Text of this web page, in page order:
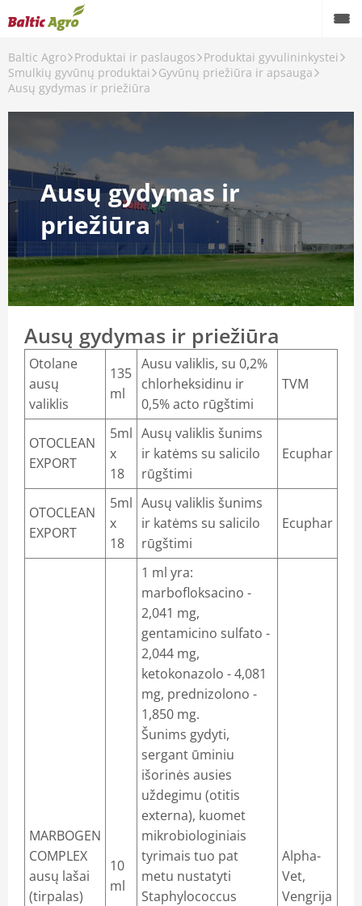
Baltic Agro Produktai ir paslaugos
Produktai gyvulininkystei
Smulkių gyvūnų produktai
Gyvūnų priežiūra ir apsauga
Ausų gydymas ir priežiūra
Ausų gydymas ir
priežiūra
Ausų gydymas ir priežiūra
Otolane
ausų
valiklis
135
ml
Ausu valiklis, su 0,2%
chlorheksidinu ir
0,5% acto rūgštimi
TVM
OTOCLEAN
EXPORT
5ml
x
18
Ausų valiklis šunims
ir katėms su salicilo
rūgštimi
Ecuphar
OTOCLEAN
EXPORT
5ml
x
18
Ausų valiklis šunims
ir katėms su salicilo
rūgštimi
Ecuphar
MARBOGEN
COMPLEX
ausų lašai
(tirpalas)
10
ml
1 ml yra:
marbofloksacino -
2,041 mg,
gentamicino sulfato -
2,044 mg,
ketokonazolo - 4,081
mg, prednizolono -
1,850 mg.
Šunims gydyti,
sergant ūminiu
išorinės ausies
uždegimu (otitis
externa), kuomet
mikrobiologiniais
tyrimais tuo pat
metu nustatyti
Staphylococcus
Alpha-
Vet,
Vengrija
preparatai
preparatai
hormoniniai preparatai
medžiagomis. Vitaminų deriniai